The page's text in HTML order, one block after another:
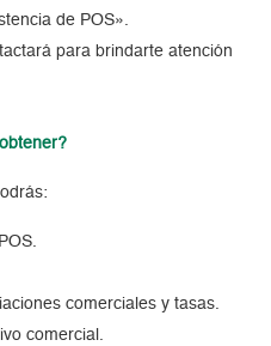
de POS».
para brindarte atención
comerciales y tasas.
comercial.